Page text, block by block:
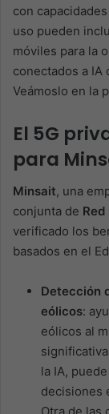
con
uso pueden
móviles para la
conectados a IA
Veámoslo en la
El 5G
para
Minsait, una
conjunta de Red
verificado los
basados en el
Detección
eólicos:
eólicos al
la IA,
decisiones